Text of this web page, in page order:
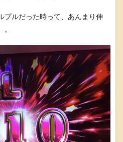
プルだった時って、あんまり伸